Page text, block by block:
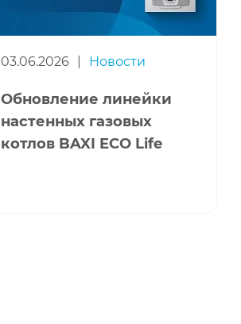
03.06.2026 Новости
Обновление линейки
настенных газовых
котлов BAXI ECO Life